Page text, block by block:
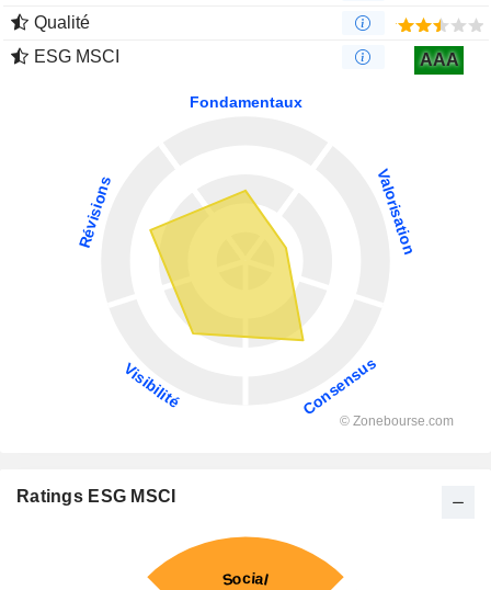
Qualité
ESG MSCI
AAA
Ratings ESG MSCI